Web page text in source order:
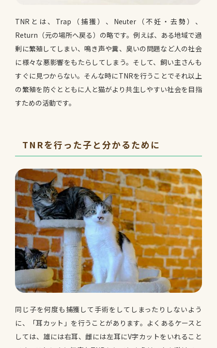
TNRとは、Trap（捕獲）、Neuter（不妊・去勢）、
Return（元の場所へ戻る）の略です。例えば、ある地域で過
剰に繁殖してしまい、鳴き声や糞、臭いの問題など人の社会
に様々な悪影響をもたらしてしまう。そして、飼い主さんも
すぐに見つからない。そんな時にTNRを行うことでそれ以上
の繁殖を防ぐとともに人と猫がより共生しやすい社会を目指
すための活動です。
TNRを行った子と分かるために
同じ子を何度も捕獲して手術をしてしまったりしないよう
に、「耳カット」を行うことがあります。よくあるケースと
しては、雄には右耳、雌には左耳にV字カットをいれること